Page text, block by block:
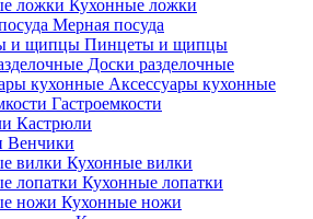
Кухонные ложки
Мерная посуда
Пинцеты и щипцы
Доски разделочные
Аксессуары кухонные
Гастроемкости
Кастрюли
Венчики
Кухонные вилки
Кухонные лопатки
Кухонные ножи